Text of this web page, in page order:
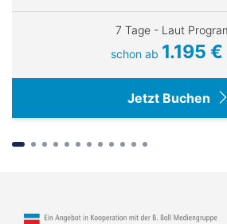
Motel One Hamburg
Motel
Daniel Geiss - Leitung7 Tage - Laut
schon ab 1.195 €
Jetzt Buchen